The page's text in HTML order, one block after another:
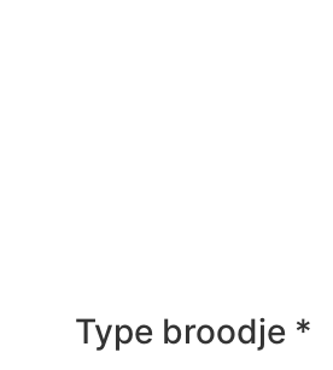
Type broodje *